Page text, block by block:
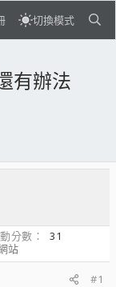
切換模式
有辦法
分數
31
站
#1